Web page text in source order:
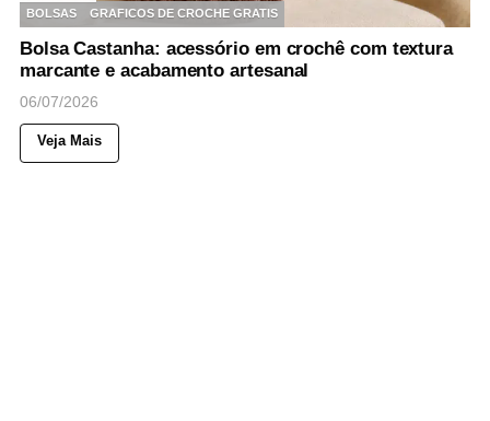
BOLSAS
GRAFICOS DE CROCHE GRATIS
Bolsa Castanha: acessório em crochê com textura
marcante e acabamento artesanal
06/07/2026
Veja Mais